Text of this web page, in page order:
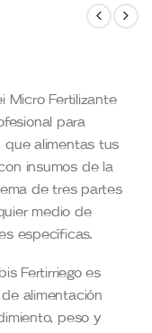
Micro Fertilizante
para
que alimentas tus
insumos de la
de tres partes
medio de
específicas.
Fertirriego es
alimentación
peso y